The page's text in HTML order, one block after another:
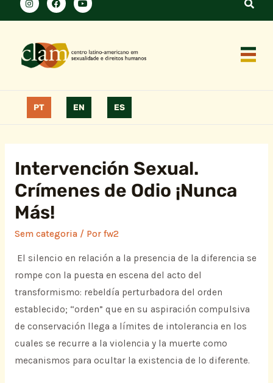
PT EN ES
Intervención Sexual.
Crímenes de Odio ¡Nunca
Más!
Sem categoria/ Por fw2
El silencio en relación a la presencia de la diferencia se
rompe con la puesta en escena del acto del
transformismo: rebeldía perturbadora del orden
establecido; “orden” que en su aspiración compulsiva
de conservación llega a límites de intolerancia en los
cuales se recurre a la violencia y la muerte como
mecanismos para ocultar la existencia de lo diferente.